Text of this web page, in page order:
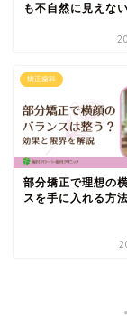
も不自然に見えな
矯正歯科
部分矯正で理想の
スを手に入れる方法